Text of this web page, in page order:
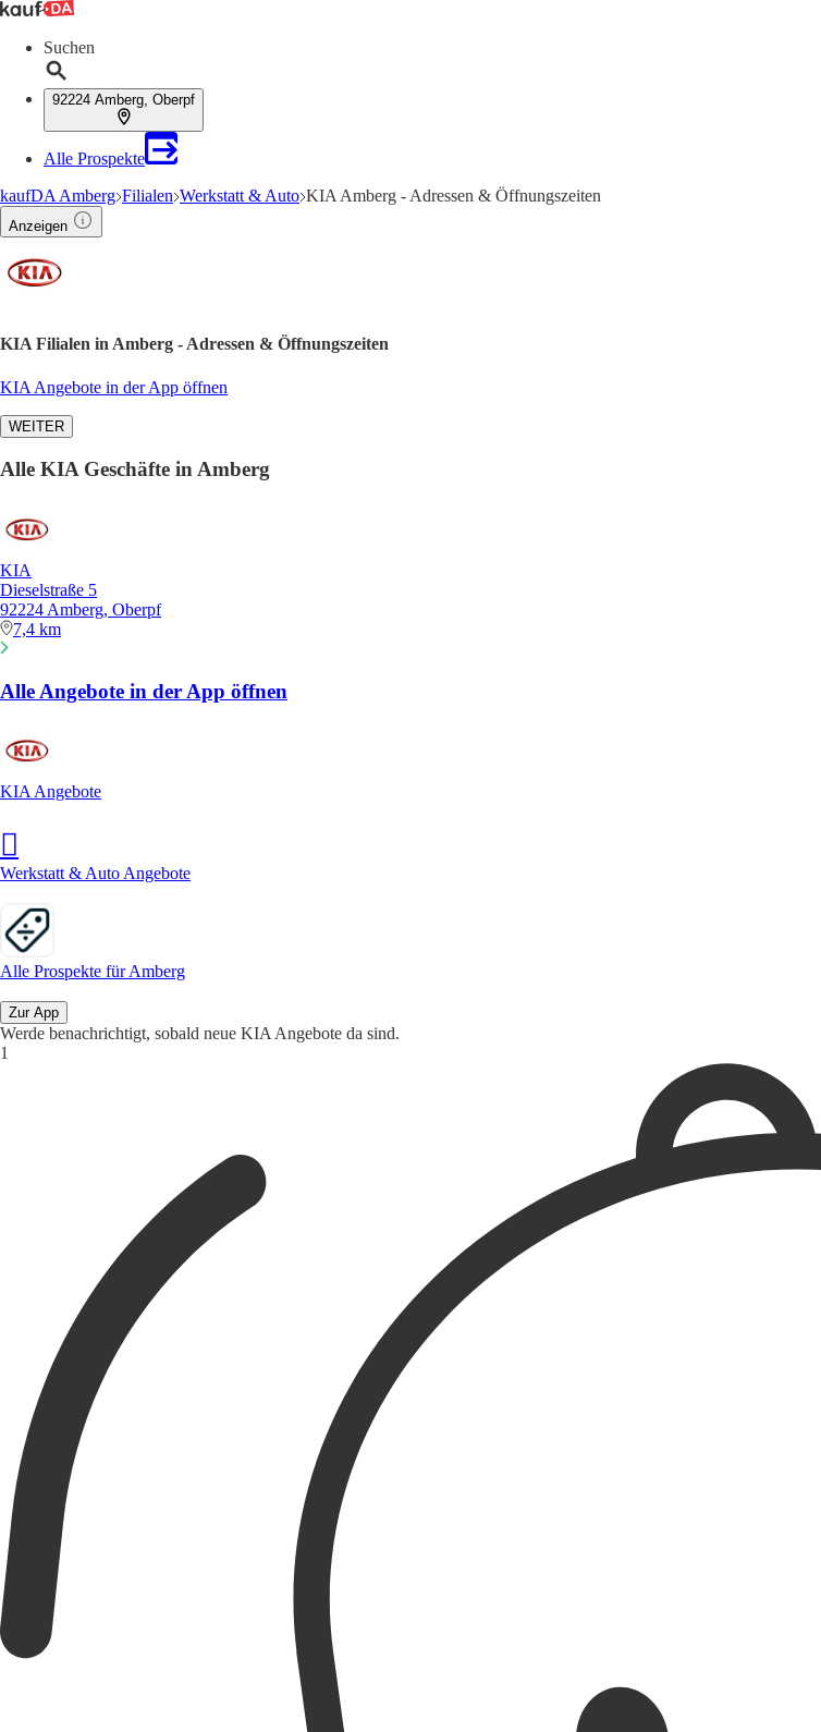
Suchen
92224 Amberg, Oberpf
Alle Prospekte
kaufDA Amberg Filialen Werkstatt & Auto KIA Amberg - Adressen & Öffnungszeiten
Anzeigen
KIA Filialen in Amberg - Adressen & Öffnungszeiten
KIA Angebote in der App öffnen
WEITER
Alle KIA Geschäfte in Amberg
KIA
Dieselstraße 5
92224 Amberg, Oberpf
7,4 km
Alle Angebote in der App öffnen
KIA Angebote
Werkstatt & Auto Angebote
Alle Prospekte für Amberg
Zur App
Werde benachrichtigt, sobald neue KIA Angebote da sind.